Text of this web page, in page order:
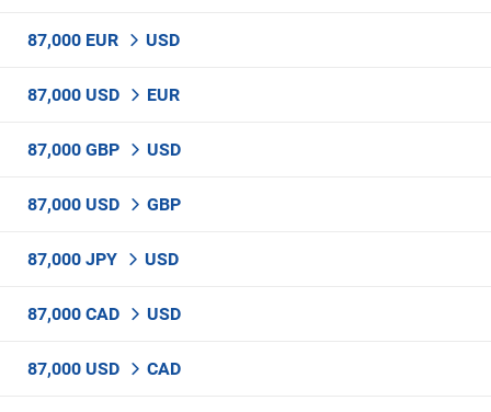
87,000 EUR USD
87,000 USD EUR
87,000 GBP USD
87,000 USD GBP
87,000 JPY USD
87,000 CAD USD
87,000 USD CAD